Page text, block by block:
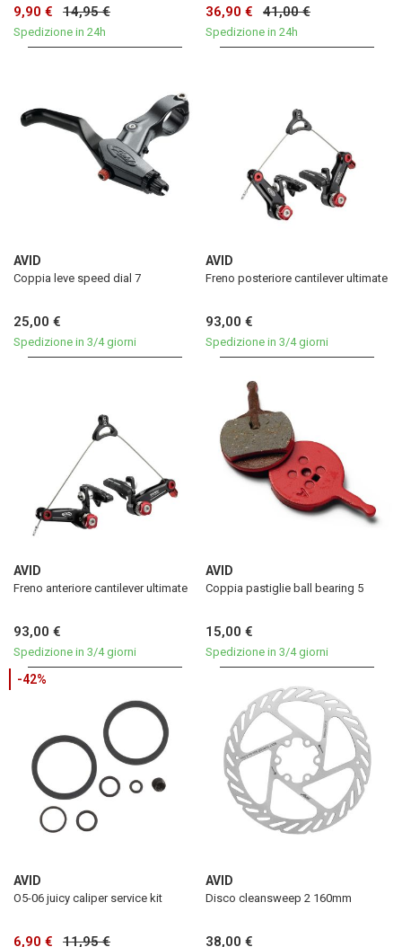
9,90 € 14,95 €
Spedizione in 24h
36,90 € 41,00 €
Spedizione in 24h
AVID
Coppia leve speed dial 7
25,00 €
Spedizione in 3/4 giorni
AVID
Freno posteriore cantilever ultimate
93,00 €
Spedizione in 3/4 giorni
AVID
Freno anteriore cantilever ultimate
93,00 €
Spedizione in 3/4 giorni
AVID
Coppia pastiglie ball bearing 5
15,00 €
Spedizione in 3/4 giorni
-42%
AVID
O5-06 juicy caliper service kit
6,90 € 11,95 €
AVID
Disco cleansweep 2 160mm
38,00 €